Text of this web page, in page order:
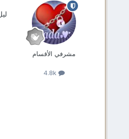
مشرفي الأقسام
4.8k